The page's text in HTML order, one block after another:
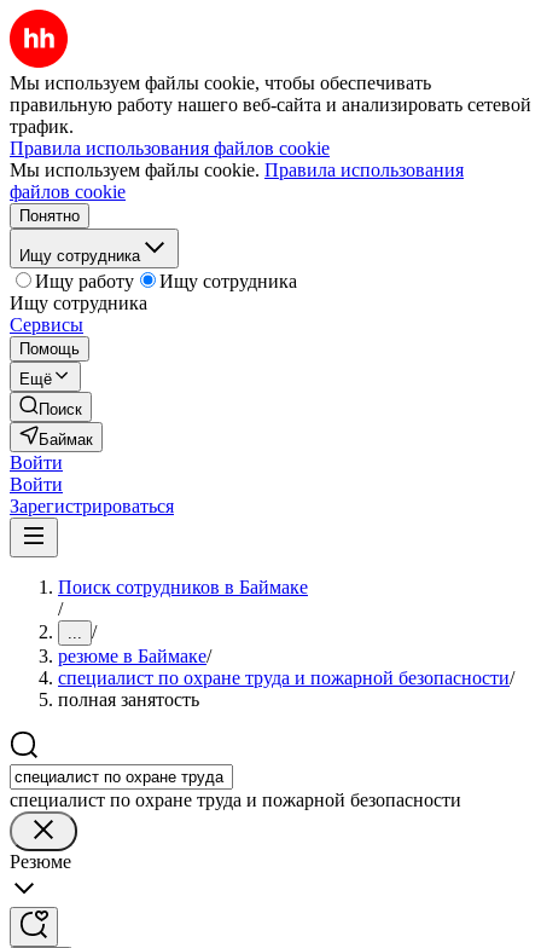
Мы используем файлы cookie, чтобы обеспечивать
правильную работу нашего веб-сайта и анализировать сетевой
трафик.
Правила использования файлов cookie
Мы используем файлы cookie. Правила использования
файлов cookie
Понятно
Ищу сотрудника
Ищу работу
Ищу сотрудника
Ищу сотрудника
Сервисы
Помощь
Ещё
Поиск
Баймак
Войти
Войти
Зарегистрироваться
Поиск сотрудников в Баймаке
/
... /
резюме в Баймаке/
специалист по охране труда и пожарной безопасности/
полная занятость
специалист по охране труда и пожарной безопасности
Резюме